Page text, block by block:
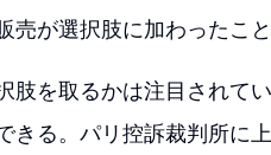
が選択肢に加わったこ
肢を取るかは注目されて
きる。パリ控訴裁判所に